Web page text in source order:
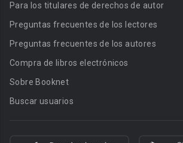
Para los titulares de derechos de autor
Preguntas frecuentes de los lectores
Preguntas frecuentes de los autores
Compra de libros electrónicos
Sobre Booknet
Buscar usuarios